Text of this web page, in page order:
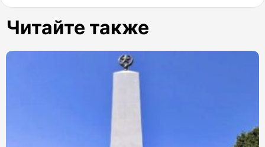
Читайте также